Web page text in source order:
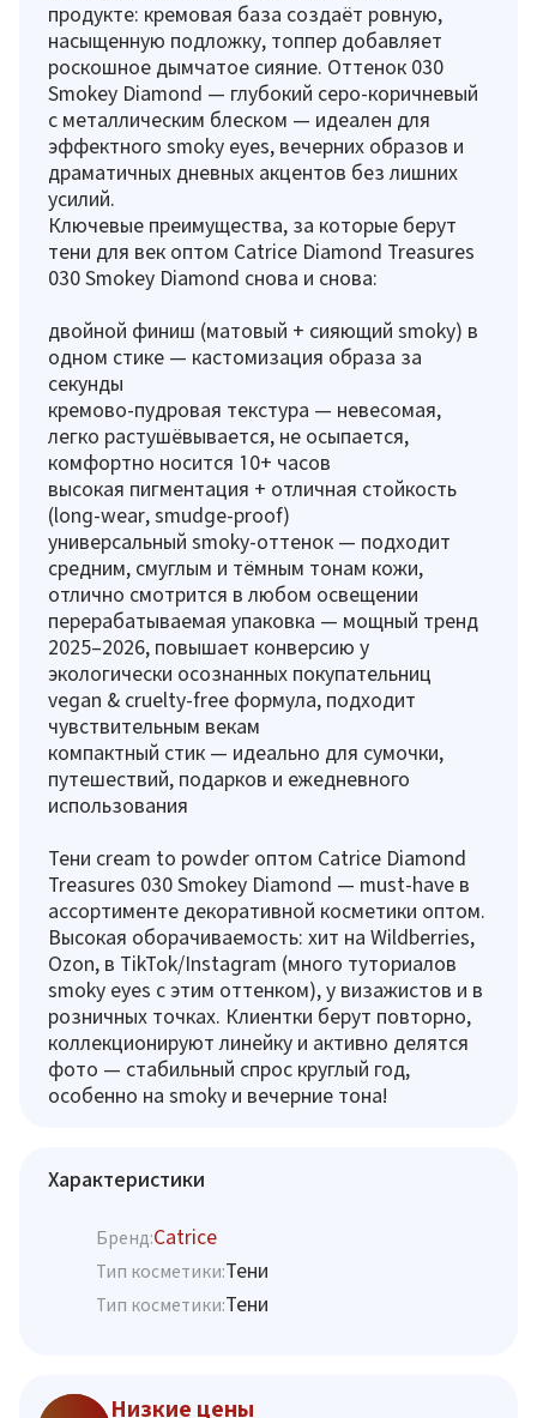
продукте: кремовая база создаёт ровную,
насыщенную подложку, топпер добавляет
роскошное дымчатое сияние. Оттенок 030
Smokey Diamond — глубокий серо-коричневый
с металлическим блеском — идеален для
эффектного smoky eyes, вечерних образов и
драматичных дневных акцентов без лишних
усилий.
Ключевые преимущества, за которые берут
тени для век оптом Catrice Diamond Treasures
030 Smokey Diamond снова и снова:
двойной финиш (матовый + сияющий smoky) в
одном стике — кастомизация образа за
секунды
кремово-пудровая текстура — невесомая,
легко растушёвывается, не осыпается,
комфортно носится 10+ часов
высокая пигментация + отличная стойкость
(long-wear, smudge-proof)
универсальный smoky-оттенок — подходит
средним, смуглым и тёмным тонам кожи,
отлично смотрится в любом освещении
перерабатываемая упаковка — мощный тренд
2025–2026, повышает конверсию у
экологически осознанных покупательниц
vegan & cruelty-free формула, подходит
чувствительным векам
компактный стик — идеально для сумочки,
путешествий, подарков и ежедневного
использования
Тени cream to powder оптом Catrice Diamond
Treasures 030 Smokey Diamond — must-have в
ассортименте декоративной косметики оптом.
Высокая оборачиваемость: хит на Wildberries,
Ozon, в TikTok/Instagram (много туториалов
smoky eyes с этим оттенком), у визажистов и в
розничных точках. Клиентки берут повторно,
коллекционируют линейку и активно делятся
фото — стабильный спрос круглый год,
особенно на smoky и вечерние тона!
Характеристики
Бренд:Catrice
Тип косметики:Тени
Тип косметики:Тени
Низкие цены